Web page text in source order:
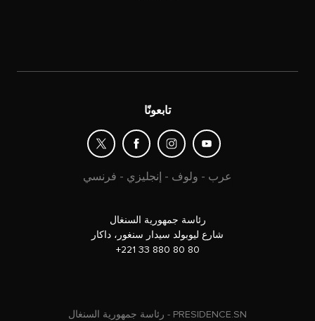
تابعونًا
فرنسي - إنجليزي - ولوف - عرب
رئاسة جمهورية السنغال
شارع ليوبولد سيدار سنغور، داكار
+221 33 880 80 80
رئاسة جمهورية السنغال - PRESIDENCE.SN